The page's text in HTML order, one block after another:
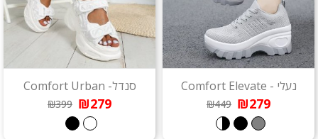
נעלי - Comfort Elevate
₪279
₪449
סנדל- Comfort Urban
₪279
₪399